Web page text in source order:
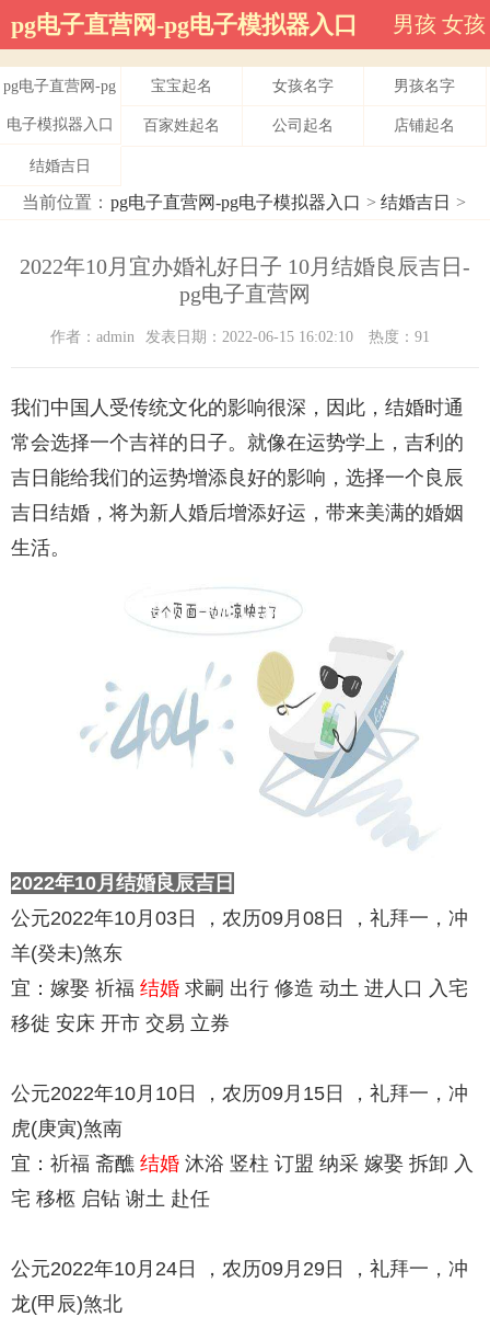
pg电子直营网-pg电子模拟器入口 男孩 女孩
pg电子直营网-pg
电子模拟器入口
宝宝起名 女孩名字 男孩名字
百家姓起名 公司起名 店铺起名
结婚吉日
当前位置： pg电子直营网-pg电子模拟器入口 > 结婚吉日 >
2022年10月宜办婚礼好日子 10月结婚良辰吉日-
pg电子直营网
作者：admin 发表日期：2022-06-15 16:02:10 热度：91
我们中国人受传统文化的影响很深，因此，结婚时通
常会选择一个吉祥的日子。就像在运势学上，吉利的
吉日能给我们的运势增添良好的影响，选择一个良辰
吉日结婚，将为新人婚后增添好运，带来美满的婚姻
生活。
2022年10月结婚良辰吉日
公元2022年10月03日 ，农历09月08日 ，礼拜一，冲
羊(癸未)煞东
宜：嫁娶 祈福 结婚 求嗣 出行 修造 动土 进人口 入宅
移徙 安床 开市 交易 立券
公元2022年10月10日 ，农历09月15日 ，礼拜一，冲
虎(庚寅)煞南
宜：祈福 斋醮 结婚 沐浴 竖柱 订盟 纳采 嫁娶 拆卸 入
宅 移柩 启钻 谢土 赴任
公元2022年10月24日 ，农历09月29日 ，礼拜一，冲
龙(甲辰)煞北